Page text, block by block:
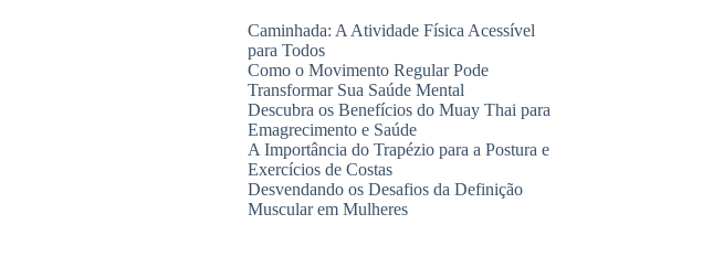
Caminhada: A Atividade Física Acessível
para Todos
Como o Movimento Regular Pode
Transformar Sua Saúde Mental
Descubra os Benefícios do Muay Thai para
Emagrecimento e Saúde
A Importância do Trapézio para a Postura e
Exercícios de Costas
Desvendando os Desafios da Definição
Muscular em Mulheres